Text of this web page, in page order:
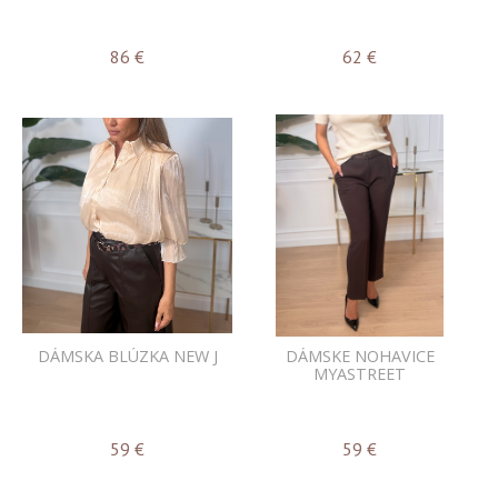
86 € 62 €
DÁMSKA BLÚZKA NEW J
59 €
DÁMSKE NOHAVICE
MYASTREET
59 €